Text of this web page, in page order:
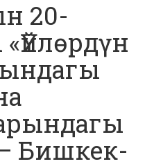
20-
Бишкек-